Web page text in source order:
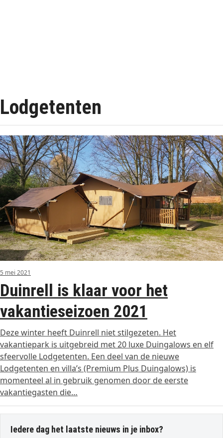
Lodgetenten
5 mei 2021
Duinrell is klaar voor het
vakantieseizoen 2021
Deze winter heeft Duinrell niet stilgezeten. Het
vakantiepark is uitgebreid met 20 luxe Duingalows en elf
sfeervolle Lodgetenten. Een deel van de nieuwe
Lodgetenten en villa’s (Premium Plus Duingalows) is
momenteel al in gebruik genomen door de eerste
vakantiegasten die…
Iedere dag het laatste nieuws in je inbox?